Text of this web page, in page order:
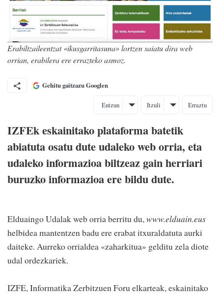
Erabiltzaileentzat «ikusgarritasuna» lortzen saiatu dira web
orrian, erabilera ere errazteko asmoz.
Gehitu gaitzazu Googlen
Entzun Itzuli Erraztu
IZFEk eskainitako plataforma batetik
abiatuta osatu dute udaleko web orria, eta
udaleko informazioa biltzeaz gain herriari
buruzko informazioa ere bildu dute.
Elduaingo Udalak web orria berritu du, www.elduain.eus
helbidea mantentzen badu ere erabat itxuraldatuta aurki
daiteke. Aurreko orrialdea «zaharkitua» gelditu zela diote
udal ordezkariek.
IZFE, Informatika Zerbitzuen Foru elkarteak, eskainitako